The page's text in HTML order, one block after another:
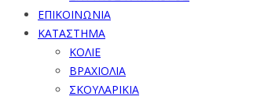
ΕΠΙΚΟΙΝΩΝΙΑ
ΚΑΤΑΣΤΗΜΑ
ΚΟΛΙΕ
ΒΡΑΧΙΟΛΙΑ
ΣΚΟΥΛΑΡΙΚΙΑ